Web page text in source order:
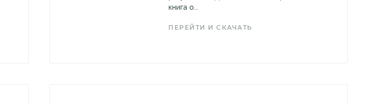
книга о...
ПЕРЕЙТИ И СКАЧАТЬ